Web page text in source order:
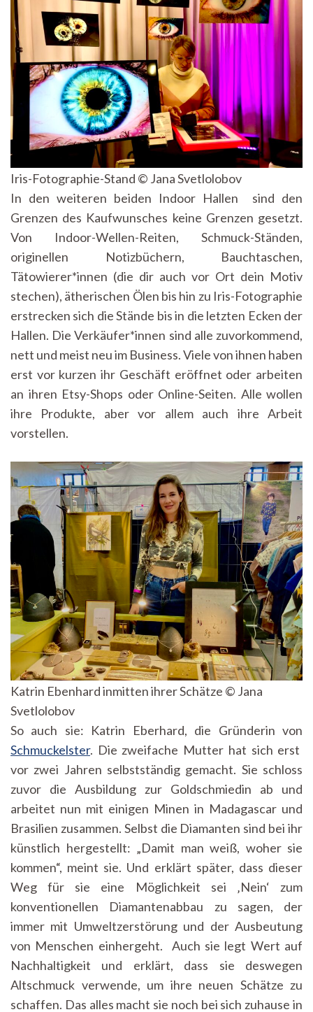
Iris-Fotographie-Stand © Jana Svetlolobov
In den weiteren beiden Indoor Hallen sind den
Grenzen des Kaufwunsches keine Grenzen gesetzt.
Von Indoor-Wellen-Reiten, Schmuck-Ständen,
originellen Notizbüchern, Bauchtaschen,
Tätowierer*innen (die dir auch vor Ort dein Motiv
stechen), ätherischen Ölen bis hin zu Iris-Fotographie
erstrecken sich die Stände bis in die letzten Ecken der
Hallen. Die Verkäufer*innen sind alle zuvorkommend,
nett und meist neu im Business. Viele von ihnen haben
erst vor kurzen ihr Geschäft eröffnet oder arbeiten
an ihren Etsy-Shops oder Online-Seiten. Alle wollen
ihre Produkte, aber vor allem auch ihre Arbeit
vorstellen.
Katrin Ebenhard inmitten ihrer Schätze © Jana
Svetlolobov
So auch sie: Katrin Eberhard, die Gründerin von
Schmuckelster. Die zweifache Mutter hat sich erst
vor zwei Jahren selbstständig gemacht. Sie schloss
zuvor die Ausbildung zur Goldschmiedin ab und
arbeitet nun mit einigen Minen in Madagascar und
Brasilien zusammen. Selbst die Diamanten sind bei ihr
künstlich hergestellt: „Damit man weiß, woher sie
kommen“, meint sie. Und erklärt später, dass dieser
Weg für sie eine Möglichkeit sei ‚Nein‘ zum
konventionellen Diamantenabbau zu sagen, der
immer mit Umweltzerstörung und der Ausbeutung
von Menschen einhergeht. Auch sie legt Wert auf
Nachhaltigkeit und erklärt, dass sie deswegen
Altschmuck verwende, um ihre neuen Schätze zu
schaffen. Das alles macht sie noch bei sich zuhause in